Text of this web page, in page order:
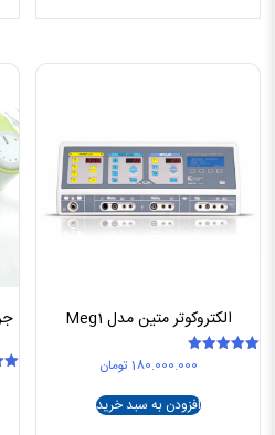
الکتروکوتر متین مدل Meg1
180.000.000 تومان
افزودن به سبد خرید